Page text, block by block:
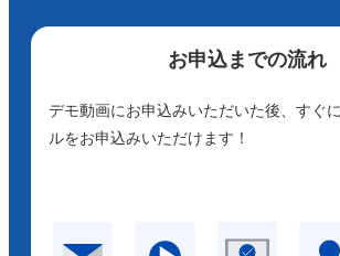
お申込までの流れ
デモ動画にお申込みいただいた後、すぐ
ルをお申込みいただけます！